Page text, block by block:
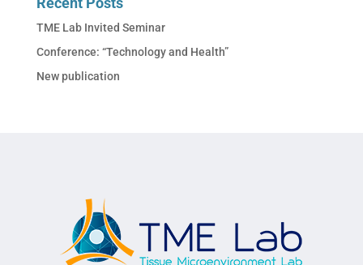
TME Lab Invited Seminar
Conference: “Technology and Health”
New publication